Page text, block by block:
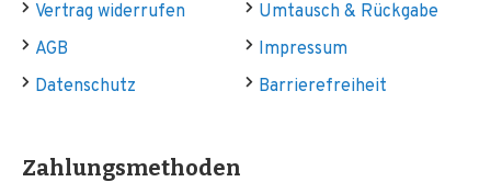
Vertrag widerrufen
Umtausch & Rückgabe
AGB
Impressum
Datenschutz
Barrierefreiheit
Zahlungsmethoden